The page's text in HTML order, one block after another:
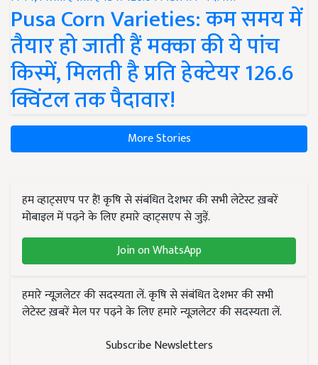
Pusa Corn Varieties: कम समय में
तैयार हो जाती हैं मक्का की ये पांच
किस्में, मिलती है प्रति हेक्टेयर 126.6
क्विंटल तक पैदावार!
More Stories
हम व्हाट्सएप पर हैं! कृषि से संबंधित देशभर की सभी लेटेस्ट ख़बरें
मोबाइल में पढ़ने के लिए हमारे व्हाट्सएप से जुड़ें.
Join on WhatsApp
हमारे न्यूज़लेटर की सदस्यता लें. कृषि से संबंधित देशभर की सभी
लेटेस्ट ख़बरें मेल पर पढ़ने के लिए हमारे न्यूज़लेटर की सदस्यता लें.
Subscribe Newsletters